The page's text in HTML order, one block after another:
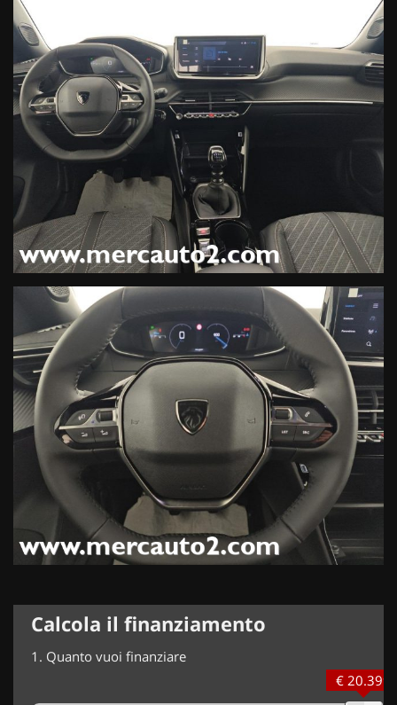
Calcola il finanziamento
1. Quanto vuoi finanziare
€ 20.399